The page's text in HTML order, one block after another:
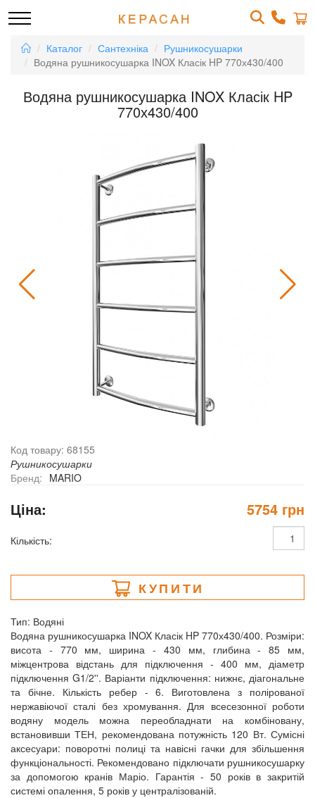
Каталог Сантехніка
Рушникосушарки
Водяна рушникосушарка INOX Класік HP 770х430/400
Водяна рушникосушарка INOX Класік HP
770х430/400
Код товару: 68155
Рушникосушарки
Бренд: MARIO
Ціна: 5754 грн
Кількість:
КУПИТИ
Тип: Водяні
Водяна рушникосушарка INOX Класік HP 770х430/400. Розміри:
висота - 770 мм, ширина - 430 мм, глибина - 85 мм,
міжцентрова відстань для підключення - 400 мм, діаметр
підключення G1/2''. Варіанти підключення: нижнє, діагональне
та бічне. Кількість ребер - 6. Виготовлена з полірованої
нержавіючої сталі без хромування. Для всесезонної роботи
водяну модель можна переобладнати на комбіновану,
встановивши ТЕН, рекомендована потужність 120 Вт. Сумісні
аксесуари: поворотні полиці та навісні гачки для збільшення
функціональності. Рекомендовано підключати рушникосушарку
за допомогою кранів Маріо. Гарантія - 50 років в закритій
системі опалення, 5 років у централізованій.